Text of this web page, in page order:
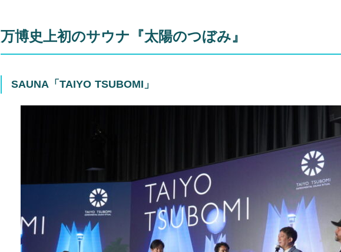
万博史上初のサウナ『太陽のつぼみ』
SAUNA「TAIYO TSUBOMI」